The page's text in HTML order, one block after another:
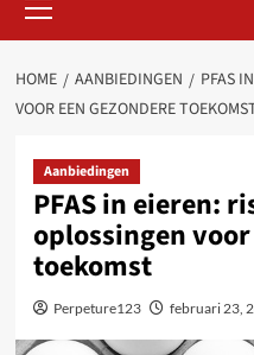
Menu
HOME AANBIEDINGEN
PFAS
VOOR EEN GEZONDERE
Aanbiedingen
PFAS in eieren:
oplossingen
toekomst
Perpeture123 februari 23,